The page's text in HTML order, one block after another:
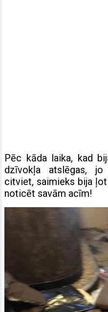
Pēc kāda laika, kad
dzīvokļa atslēgas,
citviet, saimieks bija
noticēt savām acīm!